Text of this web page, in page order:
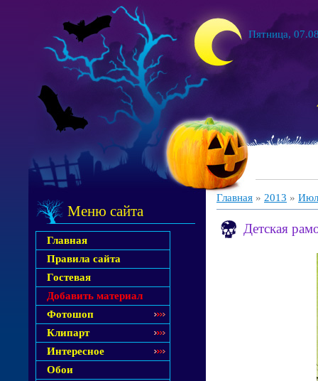
Пятница,
Меню сайта
Главная
Правила сайта
Гостевая
Добавить материал
Фотошоп
Клипарт
Интересное
Обои
Главная » 2013 »
Детская